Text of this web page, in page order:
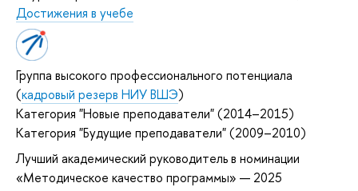
Достижения в учебе
Группа высокого профессионального потенциала
(кадровый резерв НИУ ВШЭ)
Категория "Новые преподаватели" (2014–2015)
Категория "Будущие преподаватели" (2009–2010)
Лучший академический руководитель в номинации
«Методическое качество программы» — 2025